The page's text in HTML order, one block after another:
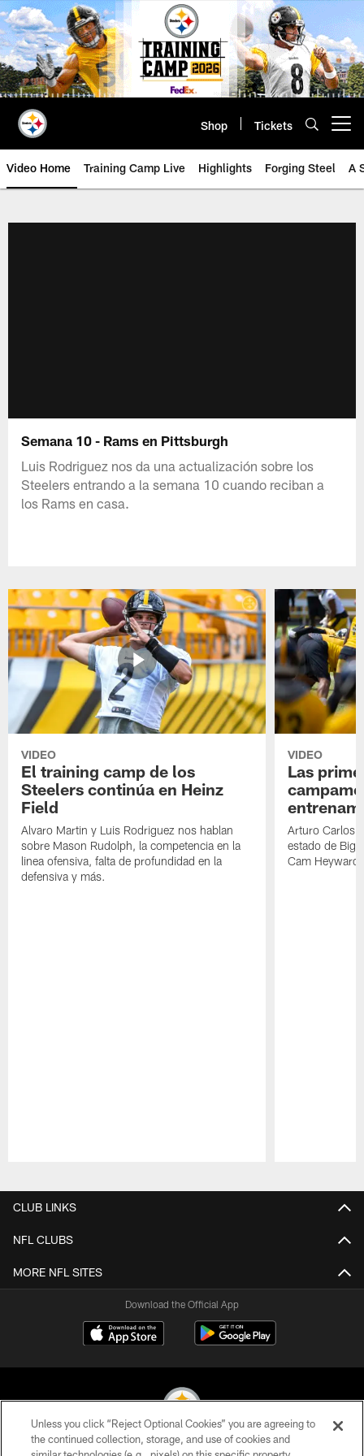
Skip
to
main
content
Shop Tickets
Video Home Training Camp Live Highlights Forging Steel A
Semana 10 - Rams en Pittsburgh
Luis Rodriguez nos da una actualización sobre los
Steelers entrando a la semana 10 cuando reciban a
los Rams en casa.
VIDEO
El training camp de los
Steelers continúa en Heinz
Field
Alvaro Martin y Luis Rodriguez nos hablan
sobre Mason Rudolph, la competencia en la
linea ofensiva, falta de profundidad en la
defensiva y más.
VIDEO
Las
Arturo Carlos
estado de Big
Cam Heyward
CLUB LINKS
NFL CLUBS
MORE NFL SITES
Download the Official App
Unless you click “Reject Optional Cookies” you are agreeing to
the continued collection, storage, and use of cookies and